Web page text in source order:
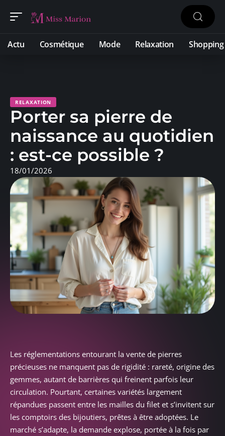
Actu Cosmétique Mode Relaxation Shopping
RELAXATION
Porter sa pierre de
naissance au quotidien
: est-ce possible ?
18/01/2026
Les réglementations entourant la vente de pierres
précieuses ne manquent pas de rigidité : rareté, origine des
gemmes, autant de barrières qui freinent parfois leur
circulation. Pourtant, certaines variétés largement
répandues passent entre les mailles du filet et s’invitent sur
les comptoirs des bijoutiers, prêtes à être adoptées. Le
marché s’adapte, la demande explose, portée à la fois par